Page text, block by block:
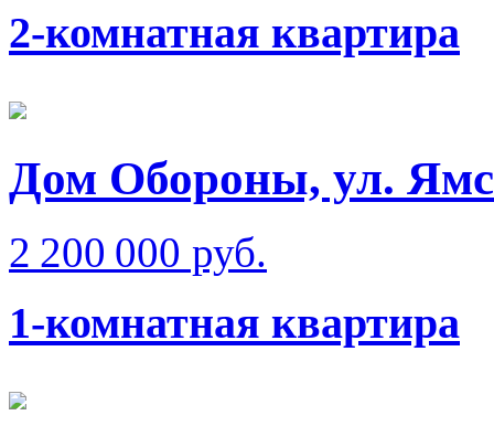
2-комнатная квартира
Дом Обороны, ул.
2 200 000 руб.
1-комнатная квартира